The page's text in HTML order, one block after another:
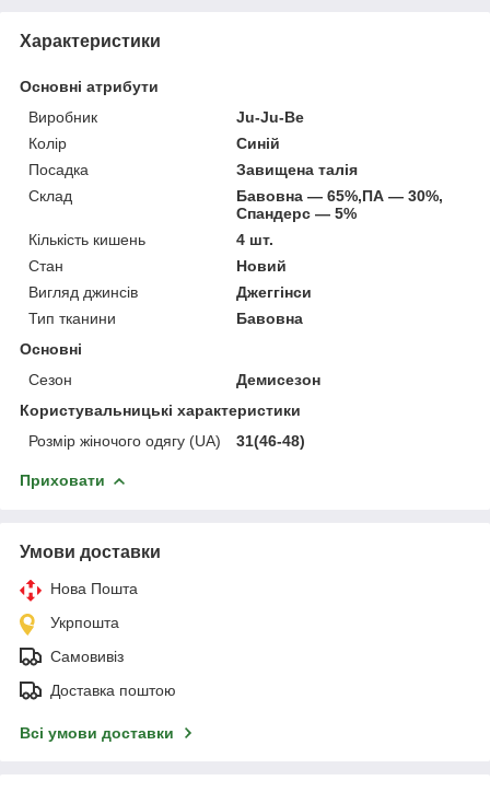
Характеристики
Основні атрибути
Виробник
Ju-Ju-Be
Колір
Синій
Посадка
Завищена талія
Склад
Бавовна — 65%,ПА — 30%,
Спандерс — 5%
Кількість кишень
4 шт.
Стан
Новий
Вигляд джинсів
Джеггінси
Тип тканини
Бавовна
Основні
Сезон
Демисезон
Користувальницькі характеристики
Розмір жіночого одягу (UA)
31(46-48)
Приховати
Умови доставки
Нова Пошта
Укрпошта
Самовивіз
Доставка поштою
Всі умови доставки